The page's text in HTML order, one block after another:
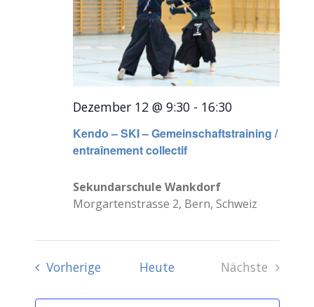
Kendo – SKI – Gemeinschaftstraining /
entraînement collectif
Dezember 12 @ 9:30- 16:30
Sekundarschule Wankdorf
Morgartenstrasse 2, Bern, Schweiz
VorherigeVeranstaltungen
Heute
Nächste